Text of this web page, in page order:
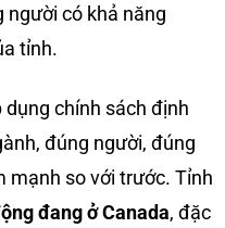
có khả năng
tỉnh.
chính sách định
đúng người, đúng
mạnh so với trước. Tỉnh
đang ở Canada, đặc